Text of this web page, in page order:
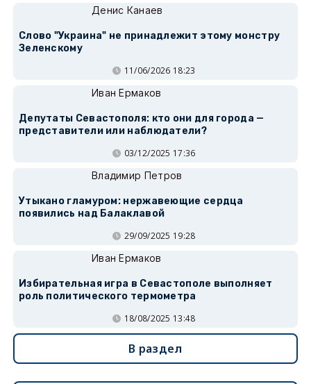
Денис Канаев
Слово "Украина" не принадлежит этому монстру
Зеленскому
11/06/2026 18:23
Иван Ермаков
Депутаты Севастополя: кто они для города —
представители или наблюдатели?
03/12/2025 17:36
Владимир Петров
Утыкано гламуром: нержавеющие сердца
появились над Балаклавой
29/09/2025 19:28
Иван Ермаков
Избирательная игра в Севастополе выполняет
роль политического термометра
18/08/2025 13:48
В раздел